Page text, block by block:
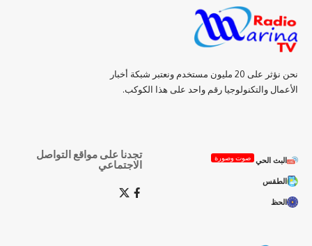
نحن نؤثر على 20 مليون مستخدم ونعتبر شبكة أخبار
الأعمال والتكنولوجيا رقم واحد على هذا الكوكب.
البث الحي صوت وصورة
الطقس
الحظ
تجدنا على مواقع التواصل
الاجتماعي